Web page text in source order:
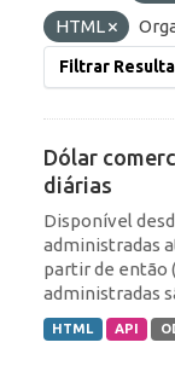
HTML
Filtrar
Dólar
diárias
Disponível
administradas
partir de então
administradas
HTML API